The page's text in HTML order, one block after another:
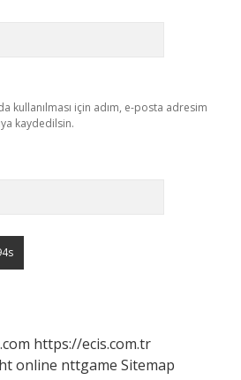
kullanılması için adım, e-posta adresim
kaydedilsin.
https://ecis.com.tr
online nttgame Sitemap